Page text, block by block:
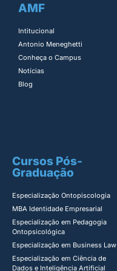
AMF
Intitucional
Antonio Meneghetti
Conheça o Campus
Notícias
Blog
Cursos Pós-
Graduação
Especialização Ontopiscologia ​
MBA Identidade Empresarial​
Especialização em Pedagogia
Ontopsicológica​
Especialização em Business Law
Especialização em Ciência de
Dados e Inteligência Artificial